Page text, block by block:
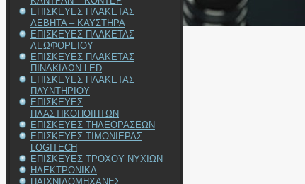
ΕΠΙΣΚΕΥΕΣ ΠΛΑΚΕΤΑΣ
ΛΕΒΗΤΑ – ΚΑΥΣΤΗΡΑ
ΕΠΙΣΚΕΥΕΣ ΠΛΑΚΕΤΑΣ
ΛΕΩΦΟΡΕΙΟΥ
ΕΠΙΣΚΕΥΕΣ ΠΛΑΚΕΤΑΣ
ΠΙΝΑΚΙΔΩΝ LED
ΕΠΙΣΚΕΥΕΣ ΠΛΑΚΕΤΑΣ
ΠΛΥΝΤΗΡΙΟΥ
ΕΠΙΣΚΕΥΕΣ
ΠΛΑΣΤΙΚΟΠΟΙΗΤΩΝ
ΕΠΙΣΚΕΥΕΣ ΤΗΛΕΟΡΑΣΕΩΝ
ΕΠΙΣΚΕΥΕΣ ΤΙΜΟΝΙΕΡΑΣ
LOGITECH
ΕΠΙΣΚΕΥΕΣ ΤΡΟΧΟΥ ΝΥΧΙΩΝ
ΗΛΕΚΤΡΟΝΙΚΑ
ΠΑΙΧΝΙΔΟΜΗΧΑΝΕΣ